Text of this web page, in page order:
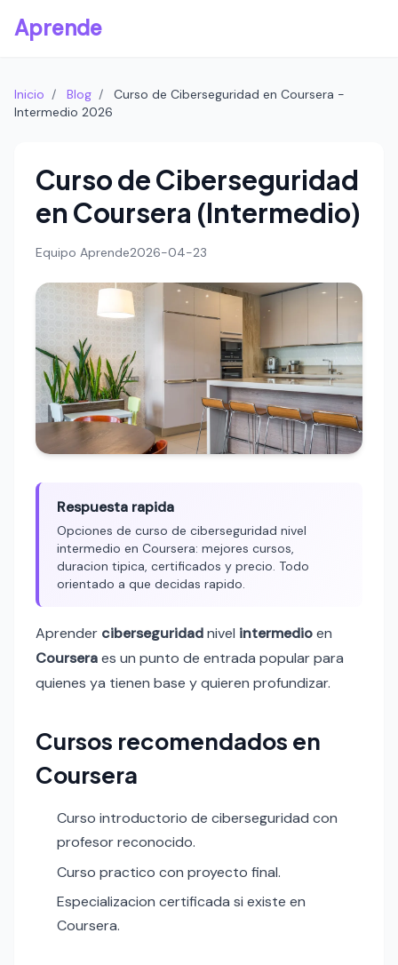
Aprende
Inicio / Blog /
Curso de Ciberseguridad en Coursera -
Intermedio 2026
Curso de Ciberseguridad
en Coursera (Intermedio)
Equipo Aprende2026-04-23
Respuesta rapida
Opciones de curso de ciberseguridad nivel
intermedio en Coursera: mejores cursos,
duracion tipica, certificados y precio. Todo
orientado a que decidas rapido.
Aprender ciberseguridadnivel intermedioen
Courseraes un punto de entrada popular para
quienes ya tienen base y quieren profundizar.
Cursos recomendados en
Coursera
Curso introductorio de ciberseguridad con
profesor reconocido.
Curso practico con proyecto final.
Especializacion certificada si existe en
Coursera.